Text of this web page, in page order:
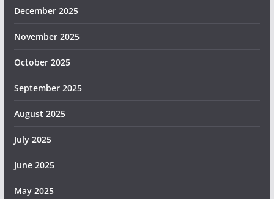
December 2025
November 2025
October 2025
September 2025
August 2025
July 2025
June 2025
May 2025